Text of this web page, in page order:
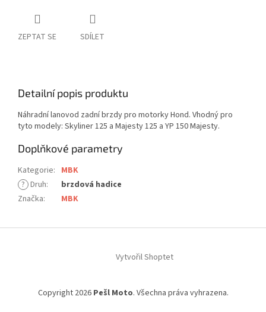
ZEPTAT SE SDÍLET
Detailní popis produktu
Náhradní lanovod zadní brzdy pro motorky Hond. Vhodný pro
tyto modely: Skyliner 125 a Majesty 125 a YP 150 Majesty.
Doplňkové parametry
Kategorie: MBK
? Druh:
brzdová hadice
Značka: MBK
Vytvořil Shoptet
Copyright 2026 Pešl Moto. Všechna práva vyhrazena.